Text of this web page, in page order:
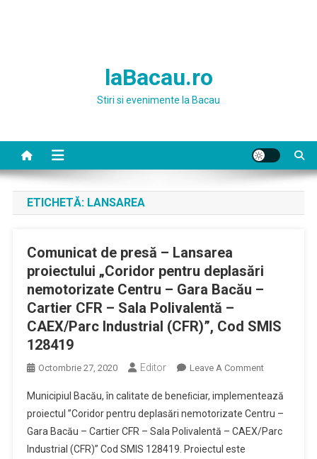
laBacau.ro
Stiri si evenimente la Bacau
ETICHETĂ: LANSAREA
Comunicat de presă – Lansarea
proiectului „Coridor pentru deplasări
nemotorizate Centru – Gara Bacău –
Cartier CFR – Sala Polivalentă –
CAEX/Parc Industrial (CFR)”, Cod SMIS
128419
Octombrie 27, 2020 Editor Leave A CommentOn
De
Presă
–
Municipiul Bacău, în calitate de beneﬁciar, implementează
proiectul ”Coridor pentru deplasări nemotorizate Centru –
Gara Bacău – Cartier CFR – Sala Polivalentă – CAEX/Parc
Industrial (CFR)” Cod SMIS 128419. Proiectul este